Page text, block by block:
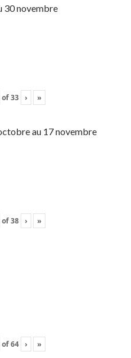
30 novembre
of33 › »
au 17 novembre
of38 › »
of64 › »